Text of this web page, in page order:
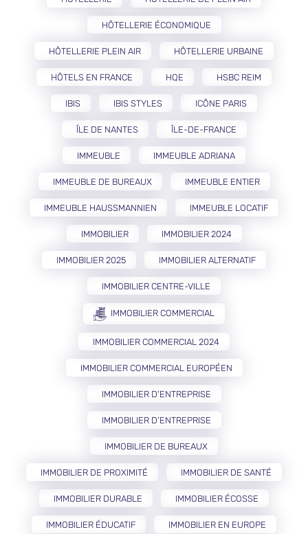
HÔTELLERIE ÉCONOMIQUE
HÔTELLERIE PLEIN AIR HÔTELLERIE URBAINE
HÔTELS EN FRANCE HQE HSBC REIM
IBIS IBIS STYLES ICÔNE PARIS
ÎLE DE NANTES ÎLE-DE-FRANCE
IMMEUBLE IMMEUBLE ADRIANA
IMMEUBLE DE BUREAUX IMMEUBLE ENTIER
IMMEUBLE HAUSSMANNIEN IMMEUBLE LOCATIF
IMMOBILIER IMMOBILIER 2024
IMMOBILIER 2025 IMMOBILIER ALTERNATIF
IMMOBILIER CENTRE-VILLE
IMMOBILIER COMMERCIAL
IMMOBILIER COMMERCIAL 2024
IMMOBILIER COMMERCIAL EUROPÉEN
IMMOBILIER D'ENTREPRISE
IMMOBILIER D’ENTREPRISE
IMMOBILIER DE BUREAUX
IMMOBILIER DE PROXIMITÉ IMMOBILIER DE SANTÉ
IMMOBILIER DURABLE IMMOBILIER ÉCOSSE
IMMOBILIER ÉDUCATIF IMMOBILIER EN EUROPE